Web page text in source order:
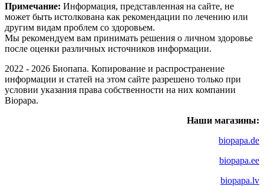
Примечание: Информация, представленная на сайте, не
может быть истолкована как рекомендации по лечению или
другим видам проблем со здоровьем.
Мы рекомендуем вам принимать решения о личном здоровье
после оценки различных источников информации.
2022 - 2026 Биопапа. Копирование и распространение
информации и статей на этом сайте разрешено только при
условии указания права собственности на них компании
Biopapa.
Наши магазины:
biopapa.de
biopapa.ee
biopapa.lv